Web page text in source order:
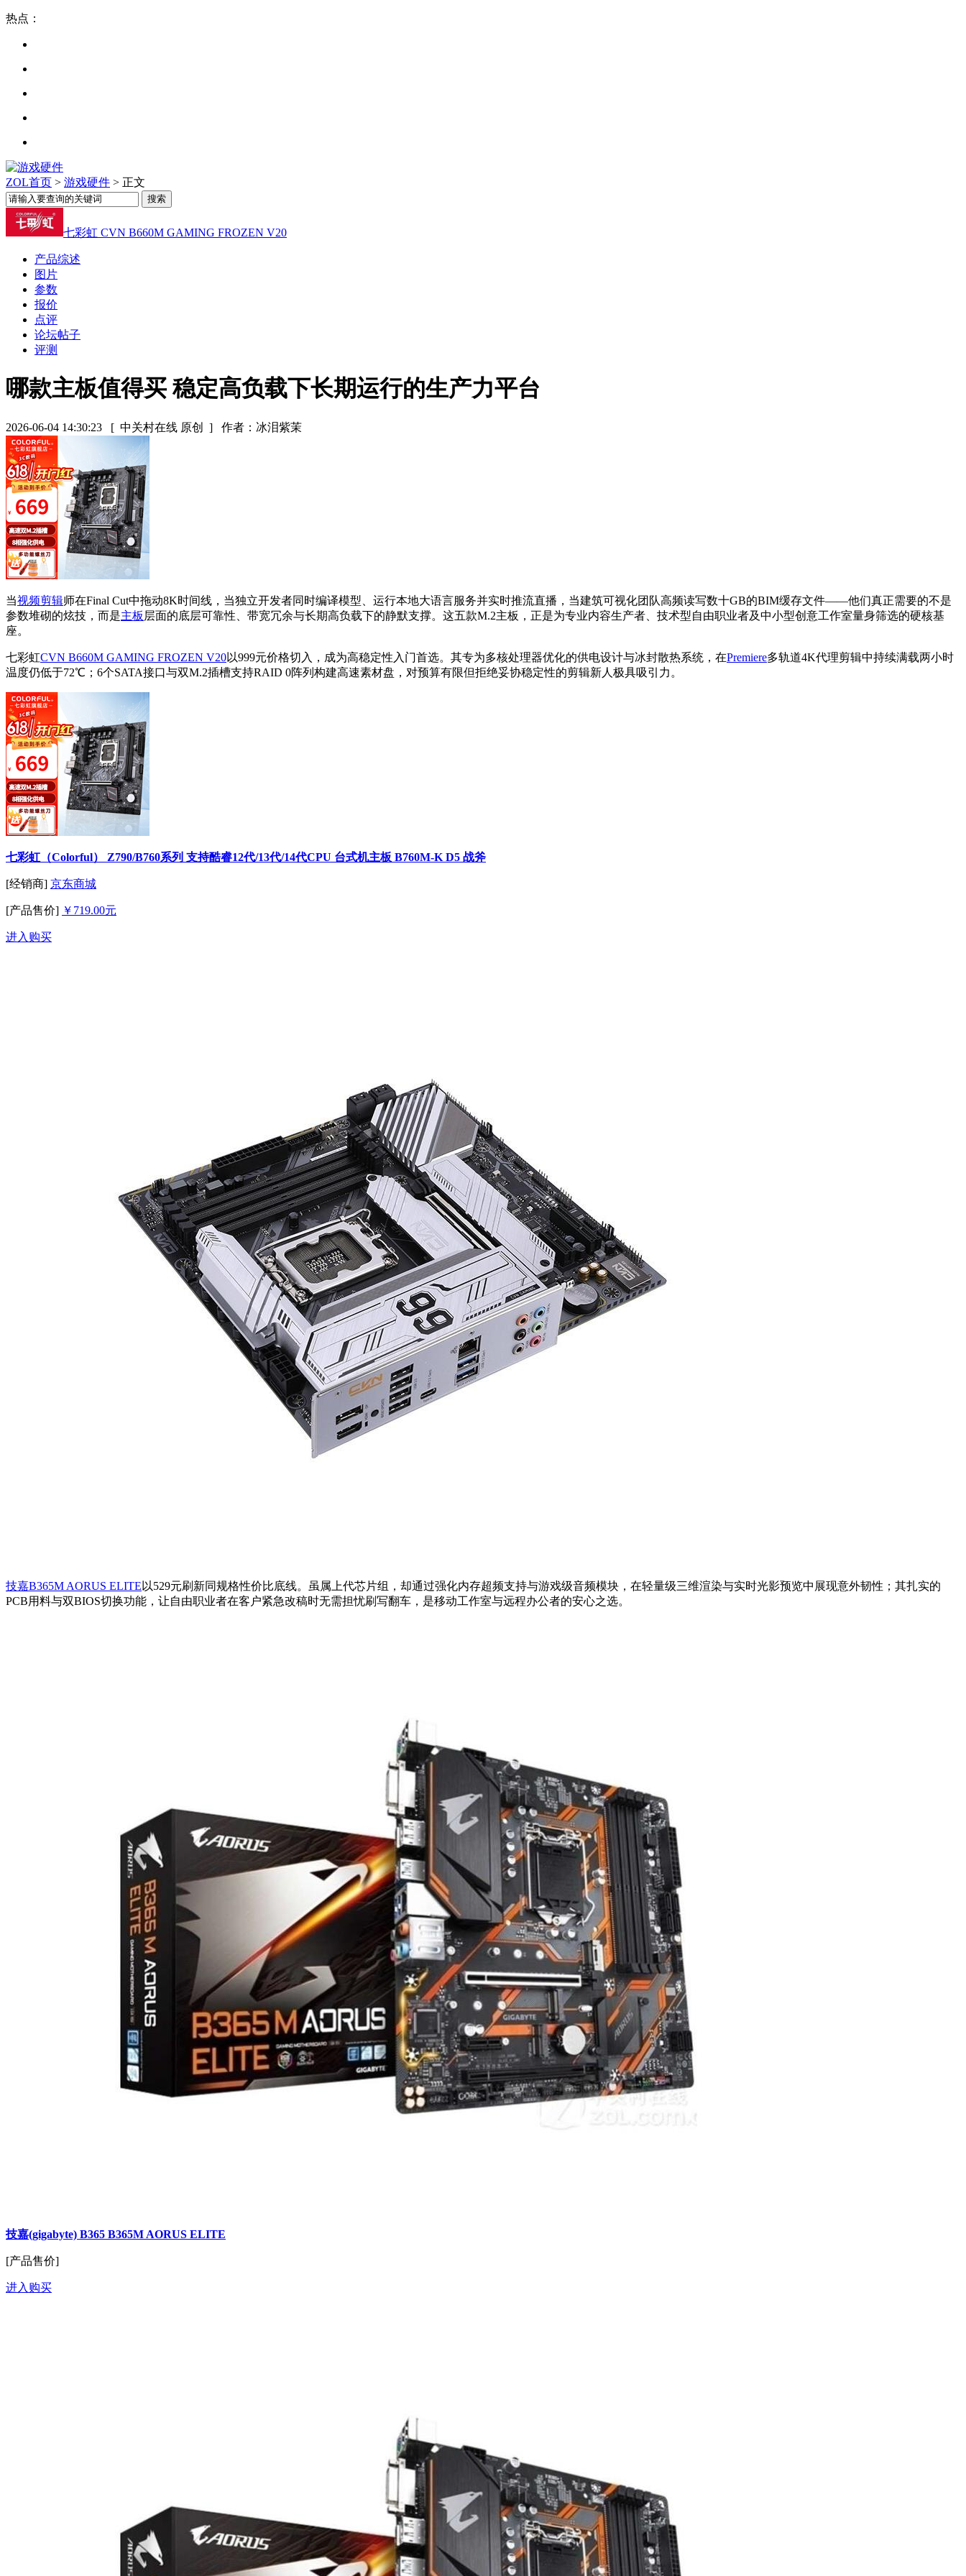
热点：
ZOL首页 > 游戏硬件 > 正文
七彩虹 CVN B660M GAMING FROZEN V20
产品综述
图片
参数
报价
点评
论坛帖子
评测
哪款主板值得买 稳定高负载下长期运行的生产力平台
2026-06-04 14:30:23 [ 中关村在线 原创 ] 作者：冰泪紫茉
当视频剪辑师在Final Cut中拖动8K时间线，当独立开发者同时编译模型、运行本地大语言服务并实时推流直播，当建筑可视化团队高频读写数十GB的BIM缓存文件——他们真正需要的不是
参数堆砌的炫技，而是主板 层面的底层可靠性、带宽冗余与长期高负载下的静默支撑。这五款M.2主板，正是为专业内容生产者、技术型自由职业者及中小型创意工作室量身筛选的硬核基
座。
七彩虹CVN B660M GAMING FROZEN V20以999元价格切入，成为高稳定性入门首选。其专为多核处理器优化的供电设计与冰封散热系统，在Premiere多轨道4K代理剪辑中持续满载两小时
温度仍低于72℃；6个SATA接口与双M.2插槽支持RAID 0阵列构建高速素材盘，对预算有限但拒绝妥协稳定性的剪辑新人极具吸引力。
七彩虹（Colorful） Z790/B760系列 支持酷睿12代/13代/14代CPU 台式机主板 B760M-K D5 战斧
[经销商] 京东商城
[产品售价] ￥719.00元
进入购买
技嘉B365M AORUS ELITE 以529元刷新同规格性价比底线。虽属上代芯片组，却通过强化内存超频支持与游戏级音频模块，在轻量级三维渲染与实时光影预览中展现意外韧性；其扎实的
PCB用料与双BIOS切换功能，让自由职业者在客户紧急改稿时无需担忧刷写翻车，是移动工作室与远程办公者的安心之选。
技嘉(gigabyte) B365 B365M AORUS ELITE
[产品售价]
进入购买